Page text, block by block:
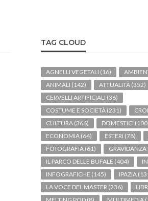
TAG CLOUD
AGNELLI VEGETALI (16)
ANIMALI (142) ATTUALITÀ (352)
CERVELLI ARTIFICIALI (36)
COSTUME E SOCIETÀ (231)
CULTURA (366) DOMESTICI
ECONOMIA (64) ESTERI (78)
FOTOGRAFIA (61) GRAVIDANZA
IL PARCO DELLE BUFALE (404)
INFOGRAFICHE (145) IPAZIA
LA VOCE DEL MASTER (236)